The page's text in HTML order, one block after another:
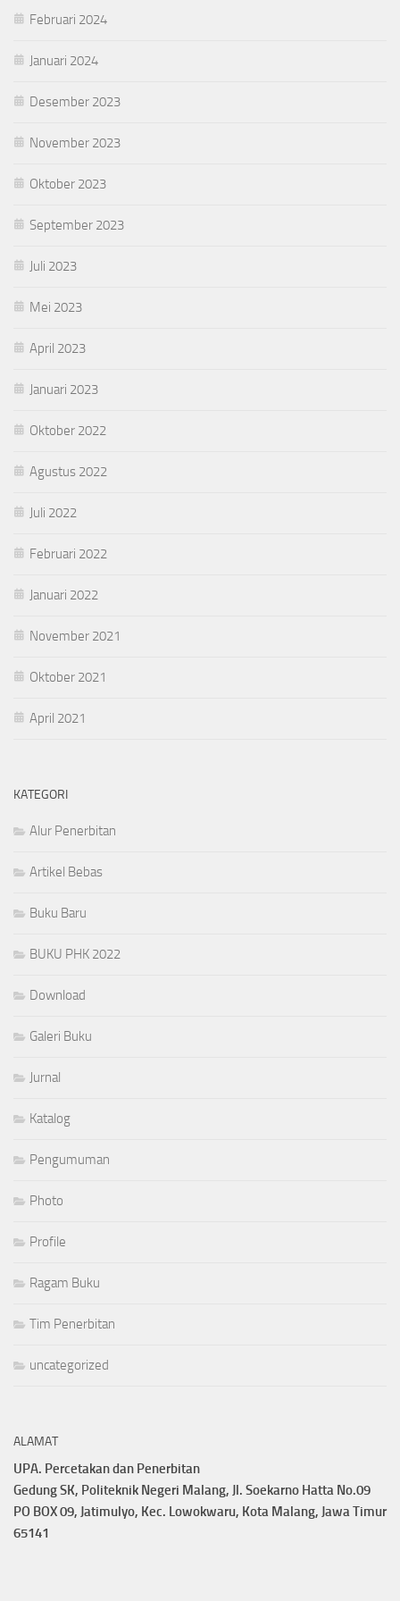
Februari 2024
Januari 2024
Desember 2023
November 2023
Oktober 2023
September 2023
Juli 2023
Mei 2023
April 2023
Januari 2023
Oktober 2022
Agustus 2022
Juli 2022
Februari 2022
Januari 2022
November 2021
Oktober 2021
April 2021
KATEGORI
Alur Penerbitan
Artikel Bebas
Buku Baru
BUKU PHK 2022
Download
Galeri Buku
Jurnal
Katalog
Pengumuman
Photo
Profile
Ragam Buku
Tim Penerbitan
uncategorized
ALAMAT
UPA. Percetakan dan Penerbitan
Gedung SK, Politeknik Negeri Malang, Jl. Soekarno Hatta No.09
PO BOX 09, Jatimulyo, Kec. Lowokwaru, Kota Malang, Jawa Timur
65141